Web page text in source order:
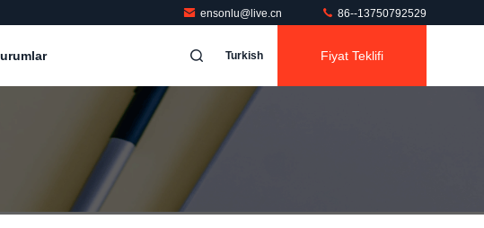
ensonlu@live.cn 86--13750792529
Turkish Fiyat Teklifi